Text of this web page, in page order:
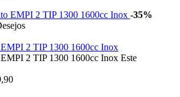
-35%
EMPI 2 TIP 1300 1600cc Inox
EMPI 2 TIP 1300 1600cc Inox Este